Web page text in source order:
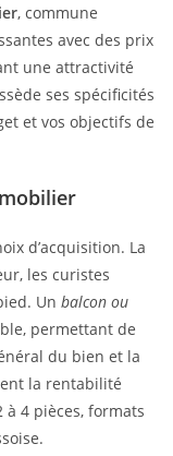
, commune
avec des prix
une attractivité
ses spécificités
et vos objectifs de
d’acquisition. La
les curistes
Un balcon ou
permettant de
du bien et la
la rentabilité
4 pièces, formats